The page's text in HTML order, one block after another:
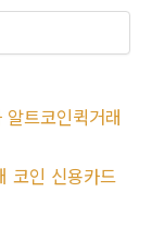
트코인퀵거래
인 신용카드